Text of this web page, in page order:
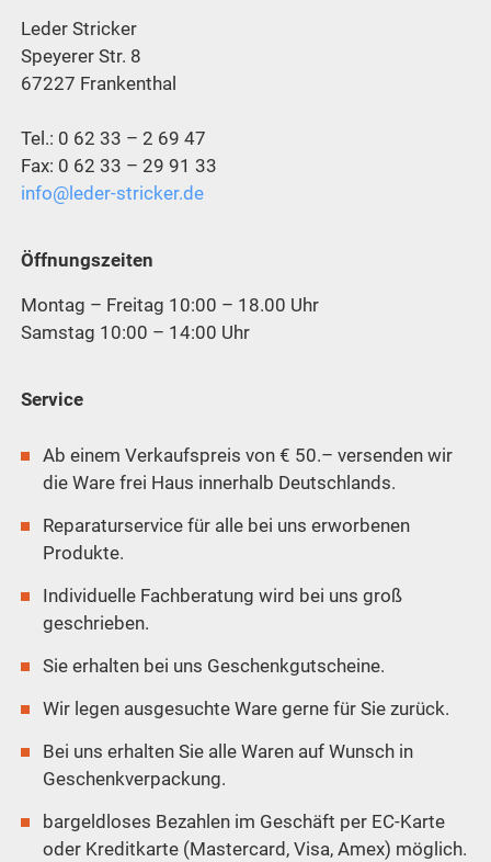
Leder Stricker
Speyerer Str. 8
67227 Frankenthal
Tel.: 0 62 33 – 2 69 47
Fax: 0 62 33 – 29 91 33
info@leder-stricker.de
Öffnungszeiten
Montag – Freitag 10:00 – 18.00 Uhr
Samstag 10:00 – 14:00 Uhr
Service
Ab einem Verkaufspreis von € 50.– versenden wir
die Ware frei Haus innerhalb Deutschlands.
Reparaturservice für alle bei uns erworbenen
Produkte.
Individuelle Fachberatung wird bei uns groß
geschrieben.
Sie erhalten bei uns Geschenkgutscheine.
Wir legen ausgesuchte Ware gerne für Sie zurück.
Bei uns erhalten Sie alle Waren auf Wunsch in
Geschenkverpackung.
bargeldloses Bezahlen im Geschäft per EC-Karte
oder Kreditkarte (Mastercard, Visa, Amex) möglich.